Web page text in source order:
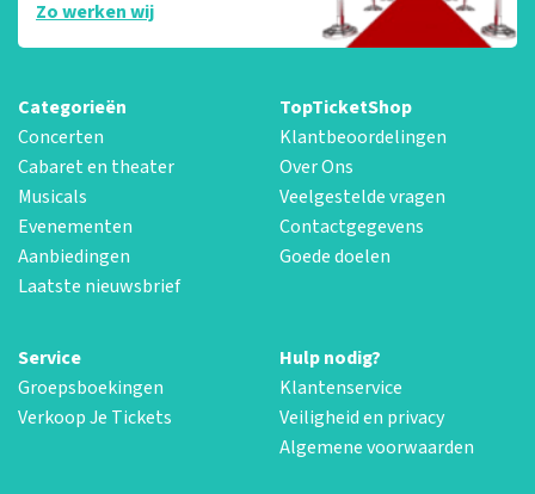
Zo werken wij
Categorieën
Concerten
Cabaret en theater
Musicals
Evenementen
Aanbiedingen
Laatste nieuwsbrief
TopTicketShop
Klantbeoordelingen
Over Ons
Veelgestelde vragen
Contactgegevens
Goede doelen
Service
Groepsboekingen
Verkoop Je Tickets
Hulp nodig?
Klantenservice
Veiligheid en privacy
Algemene voorwaarden